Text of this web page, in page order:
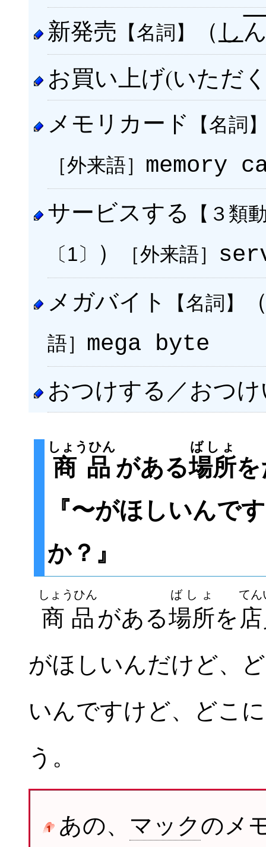
新発売 【名詞】 （ し
お買い上げ(いただ
メモリカード
【名詞
［外来語］ memory
サービスする 【３類
〔1〕 ） ［外来語］
メガバイト 【名詞】
語］ mega byte
おつけする／おつ
商品
しょうひん
がある場所
ばしょ
『〜がほしいんで
か？』
商品
しょうひん
がある場所
ばしょ
を
てん
がほしいんだけど、
いんですけど、どこ
う。
あの、 マックのメ